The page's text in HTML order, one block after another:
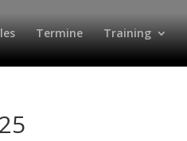
Termine Training